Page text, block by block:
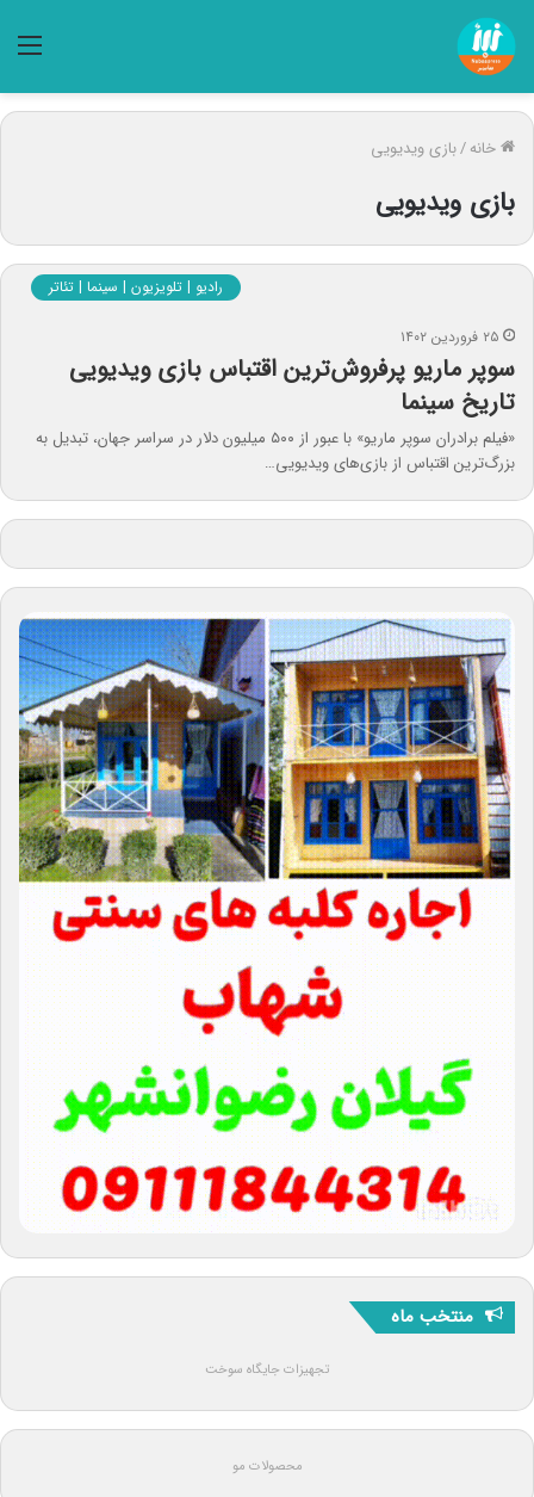
خانه/بازی ویدیویی
بازی ویدیویی
رادیو | تلویزیون | سینما | تئاتر
۲۵ فروردین ۱۴۰۲
سوپر ماریو پرفروش‌ترین اقتباس بازی ویدیویی
تاریخ سینما
«فیلم برادران سوپر ماریو» با عبور از ۵۰۰ میلیون دلار در سراسر جهان، تبدیل به
بزرگ‌ترین اقتباس از بازی‌های ویدیویی…
منتخب ماه
تجهیزات جایگاه سوخت
محصولات مو